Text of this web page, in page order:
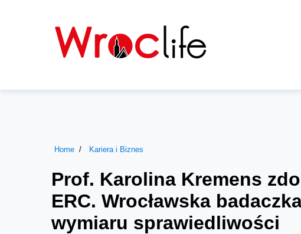
Home Kariera i Biznes
Prof. Karolina Kremens
ERC. Wrocławska
wymiaru sprawiedliwości